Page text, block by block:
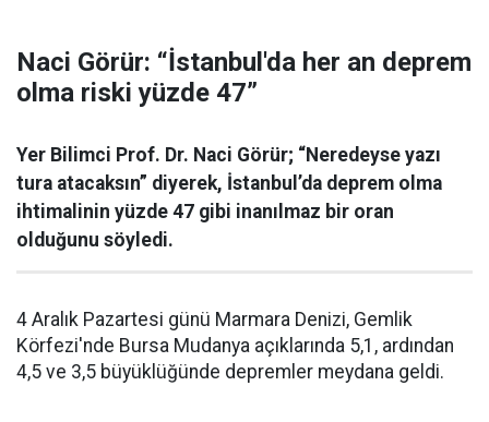
Naci Görür: “İstanbul'da her an deprem
olma riski yüzde 47”
Yer Bilimci Prof. Dr. Naci Görür; “Neredeyse yazı
tura atacaksın” diyerek, İstanbul’da deprem olma
ihtimalinin yüzde 47 gibi inanılmaz bir oran
olduğunu söyledi.
4 Aralık Pazartesi günü Marmara Denizi, Gemlik
Körfezi'nde Bursa Mudanya açıklarında 5,1, ardından
4,5 ve 3,5 büyüklüğünde depremler meydana geldi.